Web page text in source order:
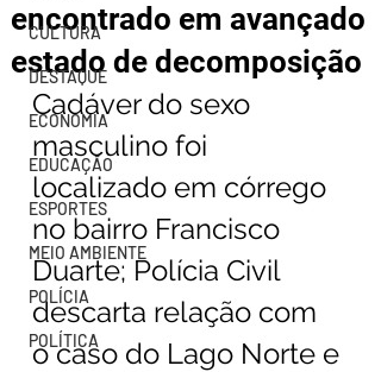
CULTURA
DESTAQUE
ECONOMIA
EDUCAÇÃO
ESPORTES
MEIO AMBIENTE
POLÍCIA
POLÍTICA
encontrado em avançado
estado de decomposição
Cadáver do sexo
masculino foi
localizado em córrego
no bairro Francisco
Duarte; Polícia Civil
descarta relação com
o caso do Lago Norte e